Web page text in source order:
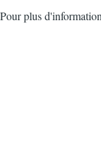
Pour plus